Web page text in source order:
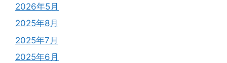
2026年5月
2025年8月
2025年7月
2025年6月